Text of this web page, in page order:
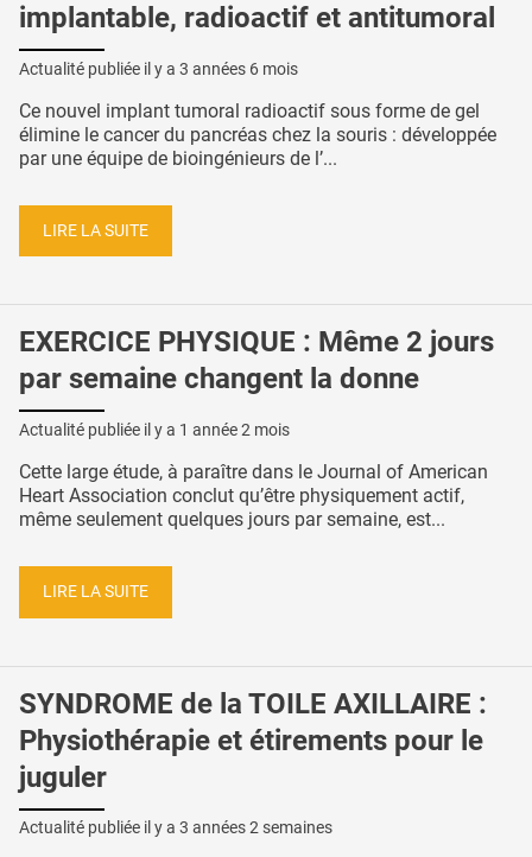
implantable, radioactif et antitumoral
Actualité publiée il y a 3 années 6 mois
Ce nouvel implant tumoral radioactif sous forme de gel
élimine le cancer du pancréas chez la souris : développée
par une équipe de bioingénieurs de l’...
LIRE LA SUITE
EXERCICE PHYSIQUE : Même 2 jours
par semaine changent la donne
Actualité publiée il y a 1 année 2 mois
Cette large étude, à paraître dans le Journal of American
Heart Association conclut qu’être physiquement actif,
même seulement quelques jours par semaine, est...
LIRE LA SUITE
SYNDROME de la TOILE AXILLAIRE :
Physiothérapie et étirements pour le
juguler
Actualité publiée il y a 3 années 2 semaines